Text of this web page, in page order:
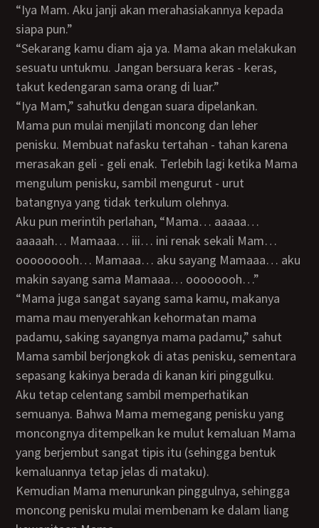
“Iya Mam. Aku janji akan merahasiakannya kepada
siapa pun.”
“Sekarang kamu diam aja ya. Mama akan melakukan
sesuatu untukmu. Jangan bersuara keras - keras,
takut kedengaran sama orang di luar.”
“Iya Mam,” sahutku dengan suara dipelankan.
Mama pun mulai menjilati moncong dan leher
penisku. Membuat nafasku tertahan - tahan karena
merasakan geli - geli enak. Terlebih lagi ketika Mama
mengulum penisku, sambil mengurut - urut
batangnya yang tidak terkulum olehnya.
Aku pun merintih perlahan, “Mama… aaaaa…
aaaaah… Mamaaa… iii… ini renak sekali Mam…
ooooooooh… Mamaaa… aku sayang Mamaaa… aku
makin sayang sama Mamaaa… oooooooh…”
“Mama juga sangat sayang sama kamu, makanya
mama mau menyerahkan kehormatan mama
padamu, saking sayangnya mama padamu,” sahut
Mama sambil berjongkok di atas penisku, sementara
sepasang kakinya berada di kanan kiri pinggulku.
Aku tetap celentang sambil memperhatikan
semuanya. Bahwa Mama memegang penisku yang
moncongnya ditempelkan ke mulut kemaluan Mama
yang berjembut sangat tipis itu (sehingga bentuk
kemaluannya tetap jelas di mataku).
Kemudian Mama menurunkan pinggulnya, sehingga
moncong penisku mulai membenam ke dalam liang